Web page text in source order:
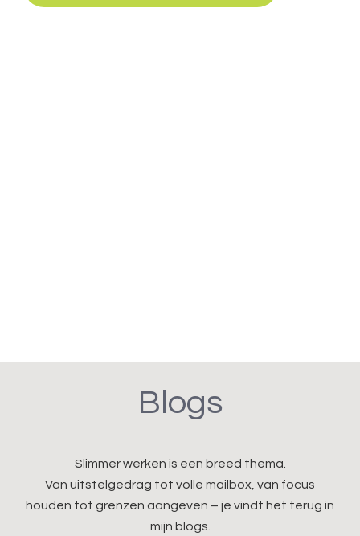
Blogs
Slimmer werken is een breed thema.
Van uitstelgedrag tot volle mailbox, van focus
houden tot grenzen aangeven – je vindt het terug in
mijn blogs.